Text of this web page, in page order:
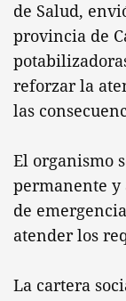
de Salud,
provincia de
reforzar la
las
El organismo
permanente y
de
atender los
La cartera